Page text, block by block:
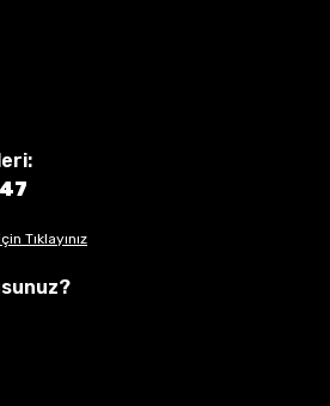
Tıklayınız